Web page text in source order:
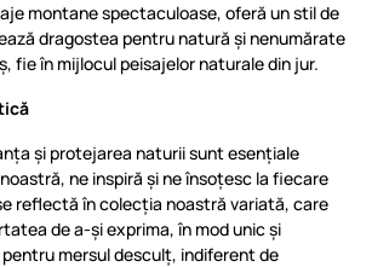
montane spectaculoase, oferă un stil de
dragostea pentru natură și nenumărate
fie în mijlocul peisajelor naturale din jur.
și protejarea naturii sunt esențiale
ne inspiră și ne însoțesc la fiecare
reflectă în colecția noastră variată, care
de a-și exprima, în mod unic și
mersul desculț, indiferent de